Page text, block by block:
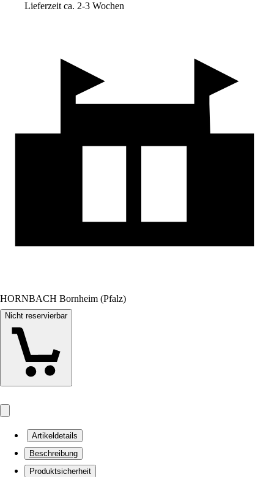
Lieferzeit ca. 2-3 Wochen
HORNBACH Bornheim (Pfalz)
Nicht reservierbar
Artikeldetails
Beschreibung
Produktsicherheit